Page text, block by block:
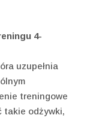
4-
uzupełnia
treningowe
takie odżywki,